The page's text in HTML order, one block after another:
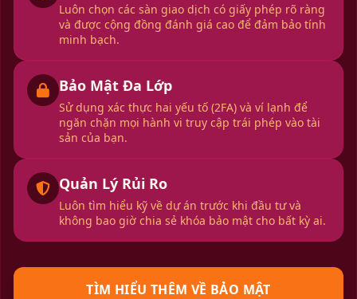
Luôn chọn các sàn giao dịch có giấy phép rõ ràng
và được cộng đồng đánh giá cao để đảm bảo tính
minh bạch.
Bảo Mật Đa Lớp
Sử dụng xác thực hai yếu tố (2FA) và ví lạnh để
ngăn chặn mọi hành vi truy cập trái phép vào tài
sản của bạn.
Quản Lý Rủi Ro
Luôn tìm hiểu kỹ về dự án trước khi đầu tư và
không bao giờ chia sẻ khóa bảo mật cho bất kỳ ai.
TÌM HIỂU THÊM VỀ BẢO MẬT